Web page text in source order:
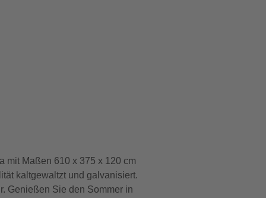
mit Maßen 610 x 375 x 120 cm
kaltgewaltzt und galvanisiert.
Genießen Sie den Sommer in